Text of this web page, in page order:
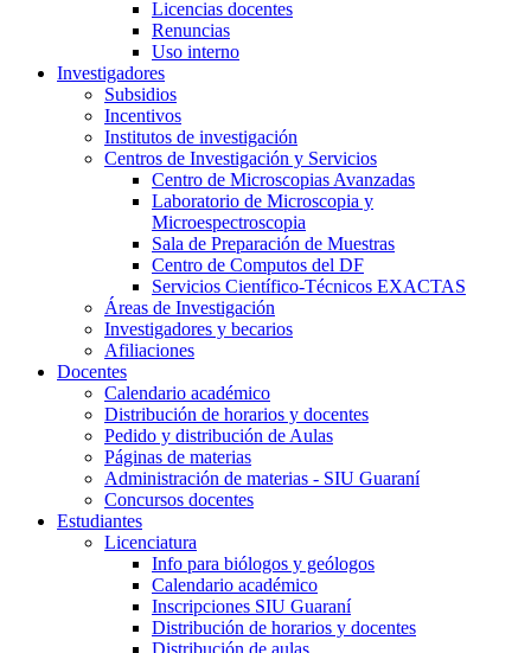
Licencias docentes
Renuncias
Uso interno
Investigadores
Subsidios
Incentivos
Institutos de investigación
Centros de Investigación y Servicios
Centro de Microscopias Avanzadas
Laboratorio de Microscopia y
Microespectroscopia
Sala de Preparación de Muestras
Centro de Computos del DF
Servicios Científico-Técnicos EXACTAS
Áreas de Investigación
Investigadores y becarios
Afiliaciones
Docentes
Calendario académico
Distribución de horarios y docentes
Pedido y distribución de Aulas
Páginas de materias
Administración de materias - SIU Guaraní
Concursos docentes
Estudiantes
Licenciatura
Info para biólogos y geólogos
Calendario académico
Inscripciones SIU Guaraní
Distribución de horarios y docentes
Distribución de aulas